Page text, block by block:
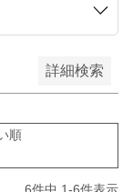
詳細検索
順